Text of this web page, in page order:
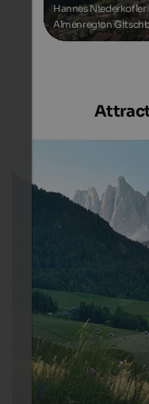
Hannes
Almenregion